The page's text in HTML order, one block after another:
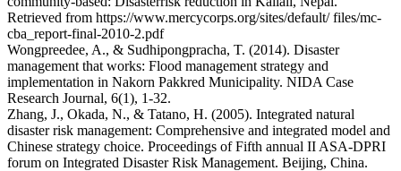
Retrieved from https://www.mercycorps.org/sites/default/ files/mc-
cba_report-final-2010-2.pdf
Wongpreedee, A., & Sudhipongpracha, T. (2014). Disaster
management that works: Flood management strategy and
implementation in Nakorn Pakkred Municipality. NIDA Case
Research Journal, 6(1), 1-32.
Zhang, J., Okada, N., & Tatano, H. (2005). Integrated natural
disaster risk management: Comprehensive and integrated model and
Chinese strategy choice. Proceedings of Fifth annual II ASA-DPRI
forum on Integrated Disaster Risk Management. Beijing, China.